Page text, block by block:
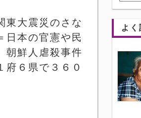
東大震災のさな
日本の官憲や民
朝鮮人虐殺事件
府６県で３６０
よ